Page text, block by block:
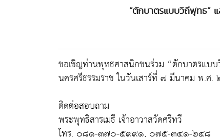
“ตักบาตรแบบวิถีพุทธ”
ขอเชิญท่านพุทธศาสนิกชนร่วม “ตักบาตรแบ
นครศรีธรรมราช ในวันเสาร์ที่ ๗ มีนาคม พ.
ติดต่อสอบถาม
พระพุทธิสารเมธี เจ้าอาวาสวัดศรีทวี